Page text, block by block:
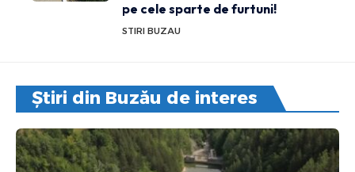
pe cele sparte de furtuni!
STIRI BUZAU
Știri din Buzău de interes